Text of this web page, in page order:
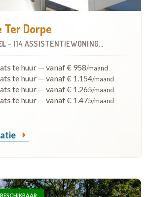
Ter Dorpe
- 114 ASSISTENTIEWONINGEN
te huur — vanaf € 958/maand
te huur — vanaf € 1.154/maand
te huur — vanaf € 1.265/maand
te huur — vanaf € 1.475/maand